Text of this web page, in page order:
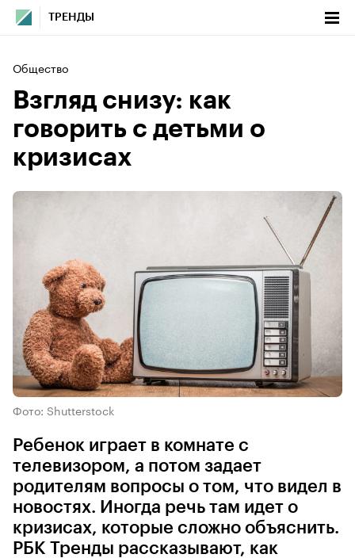
ТРЕНДЫ
Общество
Взгляд снизу: как
говорить с детьми о
кризисах
Фото: Shutterstock
Ребенок играет в комнате с
телевизором, а потом задает
родителям вопросы о том, что видел в
новостях. Иногда речь там идет о
кризисах, которые сложно объяснить.
РБК Тренды рассказывают, как